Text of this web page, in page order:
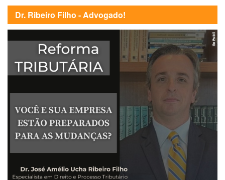
Dr. Ribeiro Filho - Advogado!